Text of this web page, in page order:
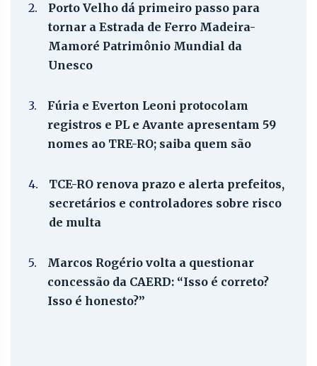
2.
Porto Velho dá primeiro passo para
tornar a Estrada de Ferro Madeira-
Mamoré Patrimônio Mundial da
Unesco
3.
Fúria e Everton Leoni protocolam
registros e PL e Avante apresentam 59
nomes ao TRE-RO; saiba quem são
4.
TCE-RO renova prazo e alerta prefeitos,
secretários e controladores sobre risco
de multa
5.
Marcos Rogério volta a questionar
concessão da CAERD: “Isso é correto?
Isso é honesto?”